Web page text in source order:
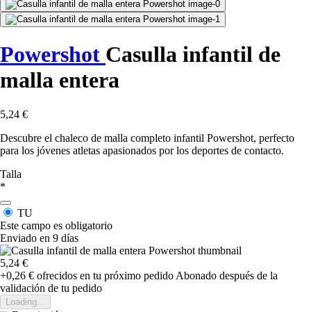
Powershot Casulla infantil de
malla entera
5,24 €
Descubre el chaleco de malla completo infantil Powershot, perfecto
para los jóvenes atletas apasionados por los deportes de contacto.
Talla
*
TU
Este campo es obligatorio
Enviado en 9 días
5,24 €
+0,26 € ofrecidos en tu próximo pedido Abonado después de la
validación de tu pedido
Loading...